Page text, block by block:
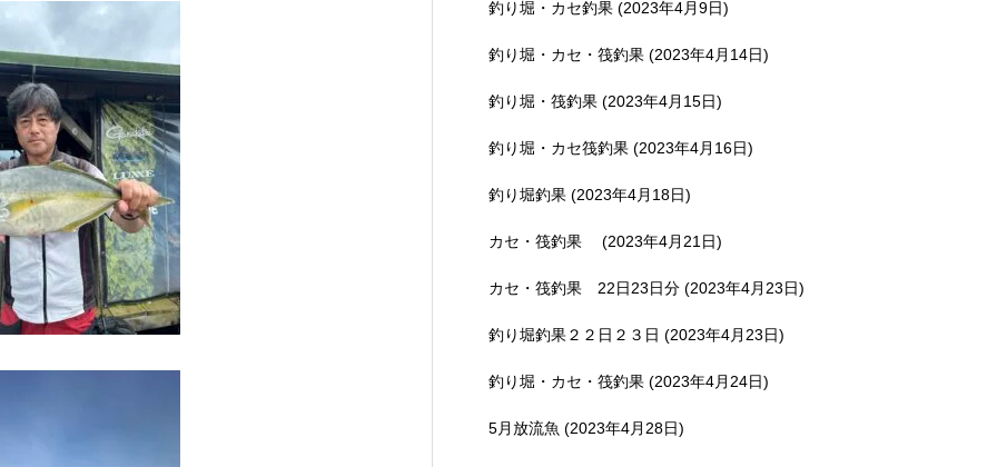
釣り堀・カセ釣果 (2023年4月9日)
釣り堀・カセ・筏釣果 (2023年4月14日)
釣り堀・筏釣果 (2023年4月15日)
釣り堀・カセ筏釣果 (2023年4月16日)
釣り堀釣果 (2023年4月18日)
カセ・筏釣果 (2023年4月21日)
カセ・筏釣果 22日23日分 (2023年4月23日)
釣り堀釣果２２日２３日 (2023年4月23日)
釣り堀・カセ・筏釣果 (2023年4月24日)
5月放流魚 (2023年4月28日)